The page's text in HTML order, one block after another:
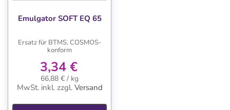
Emulgator SOFT EQ 65
Ersatz für BTMS, COSMOS-
konform
3,34 €
66,88 € / kg
MwSt. inkl. zzgl. Versand